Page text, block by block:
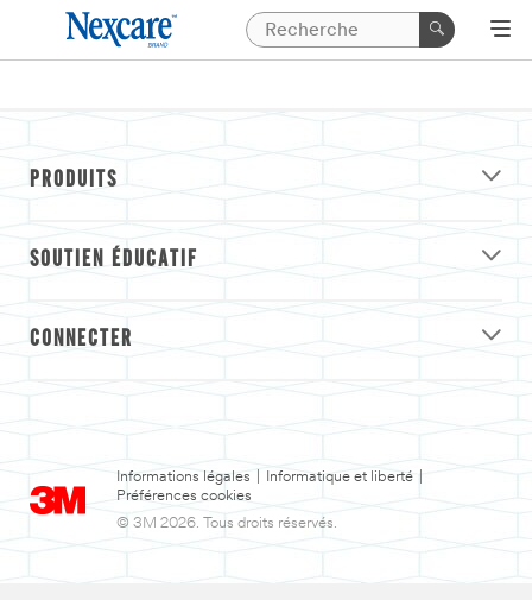
PRODUITS
SOUTIEN ÉDUCATIF
CONNECTER
Informations légales Informatique et liberté
Préférences cookies
© 3M 2026. Tous droits réservés.